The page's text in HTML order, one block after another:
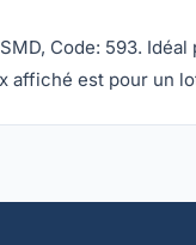
Code: 593.
affiché est pour un